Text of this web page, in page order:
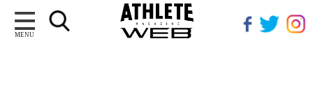
MENU